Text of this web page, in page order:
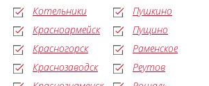
Котельники
Красноармейск
Красногорск
Краснозаводск
Пушкино
Пущино
Раменское
Реутов